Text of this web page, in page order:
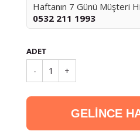
Haftanın 7 Günü Müşteri
0532 211 1993
ADET
- 1 +
GELİNCE